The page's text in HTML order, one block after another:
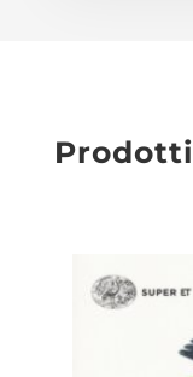
Prodotti